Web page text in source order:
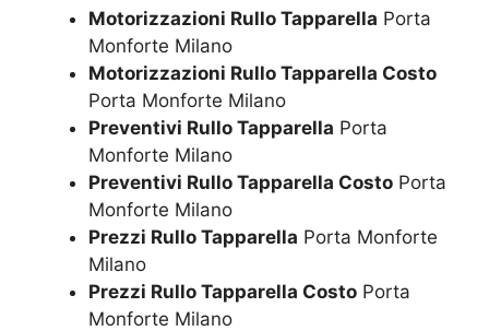
Motorizzazioni Rullo Tapparella Porta
Monforte Milano
Motorizzazioni Rullo Tapparella Costo
Porta Monforte Milano
Preventivi Rullo Tapparella Porta
Monforte Milano
Preventivi Rullo Tapparella Costo Porta
Monforte Milano
Prezzi Rullo Tapparella Porta Monforte
Milano
Prezzi Rullo Tapparella Costo Porta
Monforte Milano